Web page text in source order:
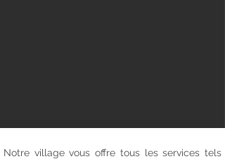
Notre village vous offre tous les services tels